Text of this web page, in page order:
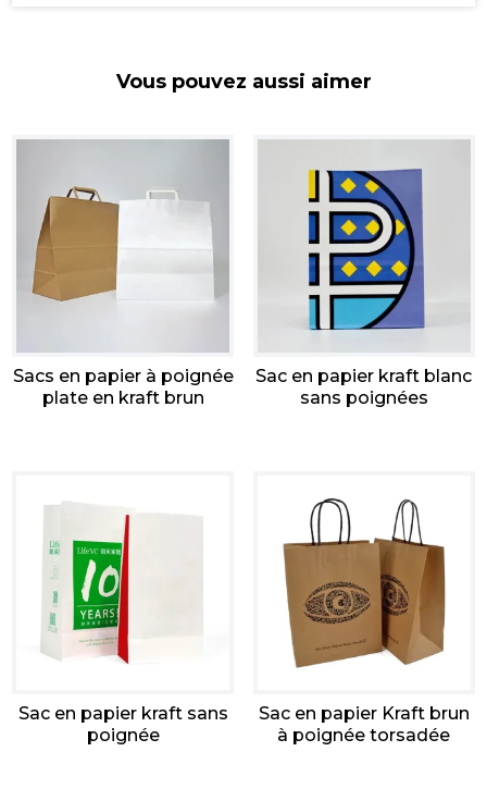
Vous pouvez aussi aimer
Sacs en papier à poignée
plate en kraft brun
Sac en papier kraft blanc
sans poignées
Sac en papier kraft sans
poignée
Sac en papier Kraft brun
à poignée torsadée